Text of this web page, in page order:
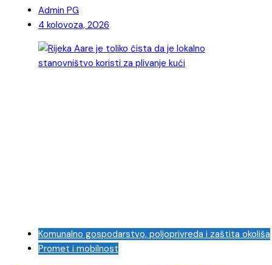
Admin PG
4 kolovoza, 2026
Komunalno gospodarstvo, poljoprivreda i zaštita okoliša
Promet i mobilnost